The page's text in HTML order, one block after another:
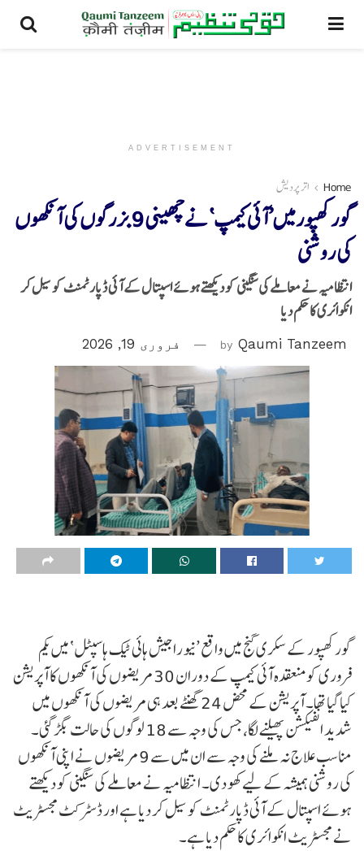
ADVERTISEMENT
Home اتر پردیش
گورکھپورمیں’آئی کیمپ‘ نے چھینی 9 بزرگوں کی آنکھوں
کی روشنی
انتظامیہ نے معاملے کی سنگینی کو دیکھتے ہوئے اسپتال کے آئی ڈپارٹمنٹ کو سیل کر
انکوائری کا حکم دیا
by Qaumi Tanzeem فروری 19, 2026
گورکھپور کے سکری گنج میں واقع ’نیو راجیش ہائی ٹیک ہاسپٹل‘ میں یکم
فروری کو منعقدہ آئی کیمپ کے دوران 30 مریضوں کی آنکھوں کا آپریشن
کیا گیا تھا۔ آپریشن کے محض 24 گھنٹے بعد ہی مریضوں کی آنکھوں میں
شدید انفیکشن پھیلنے لگا، جس کی وجہ سے 18 لوگوں کی حالت بگڑ گئی۔
مناسب علاج نہ ملنے کی وجہ سے ان میں سے 9 مریضوں نے اپنی آنکھوں
کی روشنی ہمیشہ کے لیے کھو دی۔ انتظامیہ نے معاملے کی سنگینی کو دیکھتے
ہوئے اسپتال کے آئی ڈپارٹمنٹ کو سیل کر دیا ہے اور ڈسٹرکٹ مجسٹریٹ
نے مجسٹریٹ انکوائری کا حکم دیا ہے۔